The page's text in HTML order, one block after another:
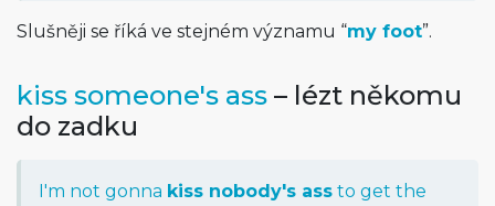
Slušněji se říká ve stejném významu “my foot”.
kiss someone's ass – lézt někomu
do zadku
I'm not gonna kiss nobody's ass to get the